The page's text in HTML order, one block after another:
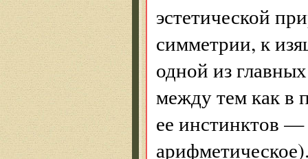
эстетической
симметрии, к
одной из
между тем как в
ее инстинктов —